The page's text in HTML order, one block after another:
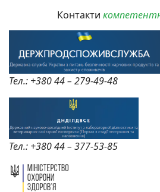
Контакти
Тел.: +380 44 – 279-49-48
Тел.: +380 44 – 377-53-85